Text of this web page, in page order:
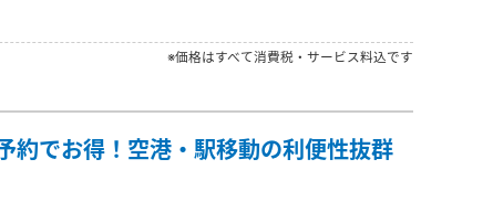
※価格はすべて消費税・サービス料込です
約でお得！空港・駅移動の利便性抜群